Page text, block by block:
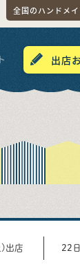
全国のハンドメ
出店
出店 22